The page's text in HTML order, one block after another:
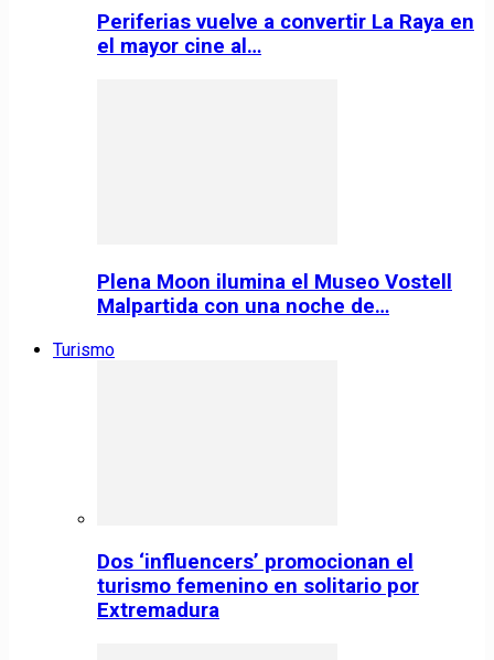
Periferias vuelve a convertir La Raya en
el mayor cine al…
Plena Moon ilumina el Museo Vostell
Malpartida con una noche de…
Turismo
Dos ‘influencers’ promocionan el
turismo femenino en solitario por
Extremadura